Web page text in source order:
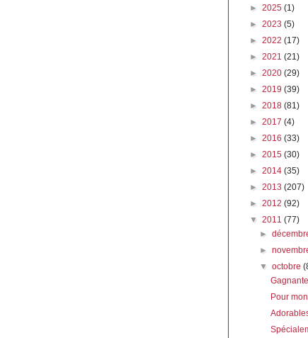
► 2025 (1)
► 2023 (5)
► 2022 (17)
► 2021 (21)
► 2020 (29)
► 2019 (39)
► 2018 (81)
► 2017 (4)
► 2016 (33)
► 2015 (30)
► 2014 (35)
► 2013 (207)
► 2012 (92)
▼ 2011 (77)
►
►
▼octobre
Pour